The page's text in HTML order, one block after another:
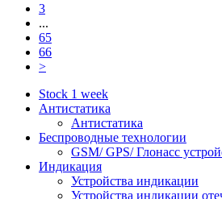
3
...
65
66
>
Stock 1 week
Антистатика
Антистатика
Беспроводные технологии
GSM/ GPS/ Глонасс
Индикация
Устройства индикации
Устройства индикации